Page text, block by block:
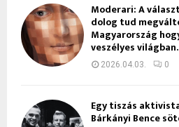
Moderari: A
dolog tud
Magyarország
veszélyes
2026.04.03. 0
Egy tiszás
Bárkányi Bence